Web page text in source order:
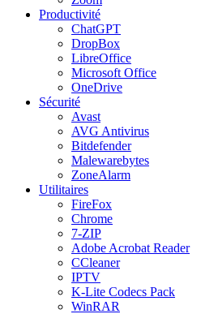
Productivité
ChatGPT
DropBox
LibreOffice
Microsoft Office
OneDrive
Sécurité
Avast
AVG Antivirus
Bitdefender
Malewarebytes
ZoneAlarm
Utilitaires
FireFox
Chrome
7-ZIP
Adobe Acrobat Reader
CCleaner
IPTV
K-Lite Codecs Pack
WinRAR